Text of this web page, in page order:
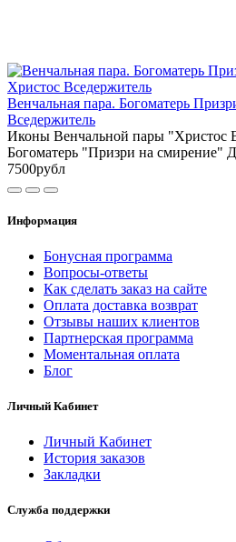
Венчальная пара. Богоматерь
Вседержитель
Иконы Венчальной пары "Христос
Богоматерь "Призри на смирение"
7500рубл
Информация
Бонусная программа
Вопросы-ответы
Как сделать заказ на сайте
Оплата доставка возврат
Отзывы наших клиентов
Партнерская программа
Моментальная оплата
Блог
Личный Кабинет
Личный Кабинет
История заказов
Закладки
Служба поддержки